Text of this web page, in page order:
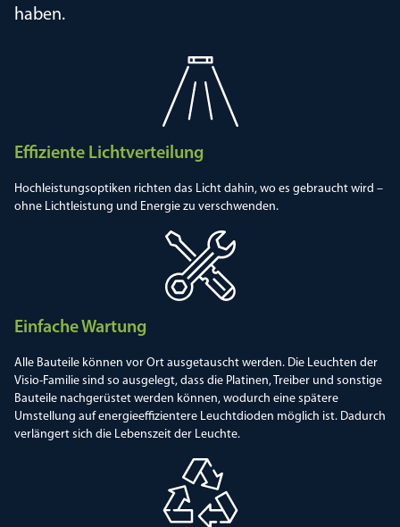
haben.
Effiziente Lichtverteilung
Hochleistungsoptiken richten das Licht dahin, wo es gebraucht wird –
ohne Lichtleistung und Energie zu verschwenden.
Einfache Wartung
Alle Bauteile können vor Ort ausgetauscht werden. Die Leuchten der
Visio-Familie sind so ausgelegt, dass die Platinen, Treiber und sonstige
Bauteile nachgerüstet werden können, wodurch eine spätere
Umstellung auf energieeffizientere Leuchtdioden möglich ist. Dadurch
verlängert sich die Lebenszeit der Leuchte.